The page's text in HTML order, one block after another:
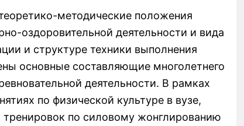
методические положения
оздоровительной деятельности и вида
и структуре техники выполнения
основные составляющие многолетнего
деятельности. В рамках
по физической культуре в вузе,
по силовому жонглированию